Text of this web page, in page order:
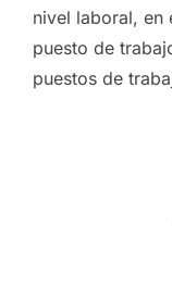
nivel laboral, en
puesto de
puestos de